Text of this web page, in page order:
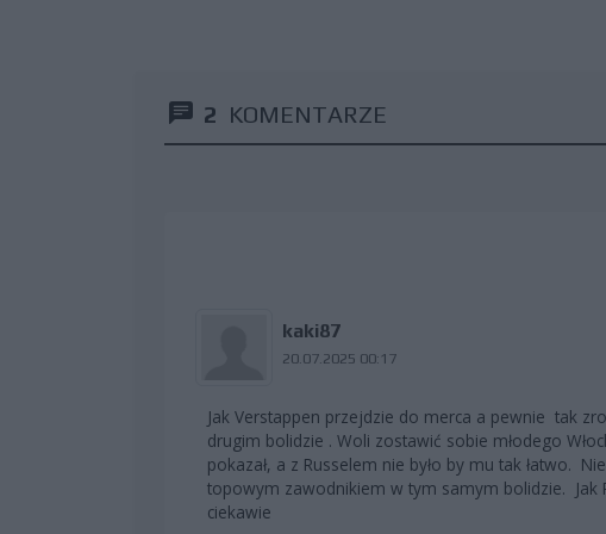
2 KOMENTARZE
kaki87
20.07.2025 00:17
Jak Verstappen przejdzie do merca a pewnie tak
drugim bolidzie . Woli zostawić sobie młodego
pokazał, a z Russelem nie było by mu tak łatwo.
topowym zawodnikiem w tym samym bolidzie. Jak
ciekawie